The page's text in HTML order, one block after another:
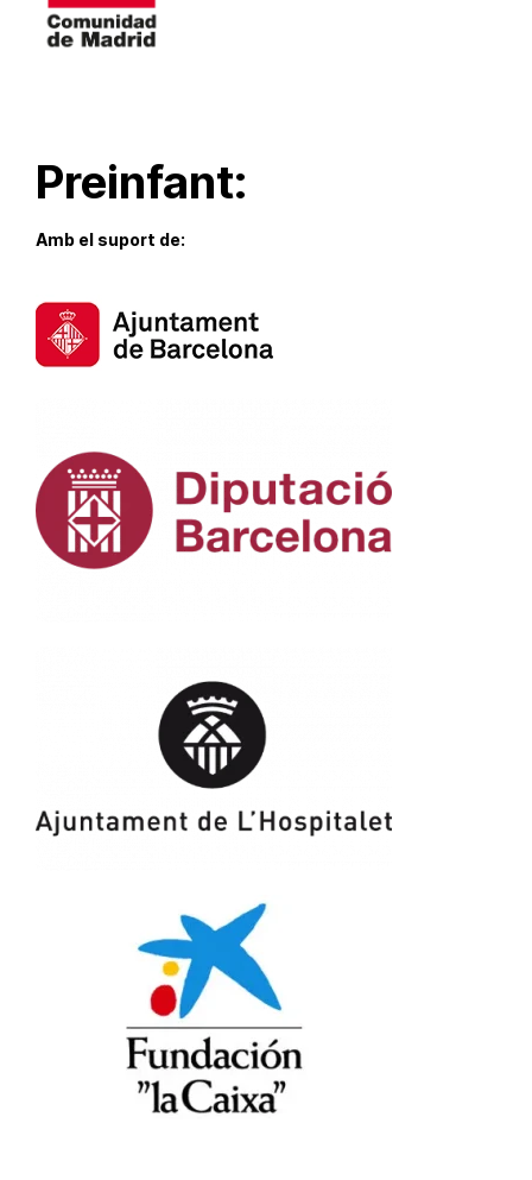
Preinfant:
Amb el suport de: